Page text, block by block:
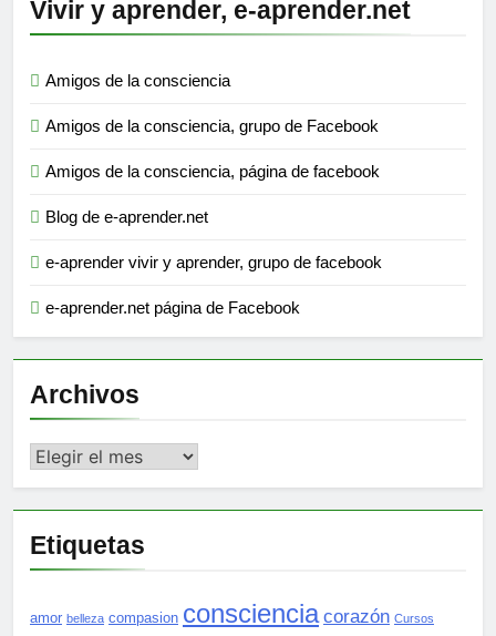
Vivir y aprender, e-aprender.net
Amigos de la consciencia
Amigos de la consciencia, grupo de Facebook
Amigos de la consciencia, página de facebook
Blog de e-aprender.net
e-aprender vivir y aprender, grupo de facebook
e-aprender.net página de Facebook
Archivos
Archivos
Etiquetas
amor belleza compasion consciencia corazón Cursos